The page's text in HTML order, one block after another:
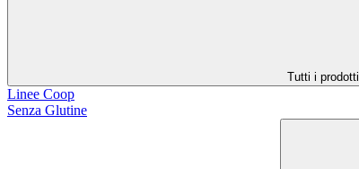
Tutti i prodotti
Linee Coop
Senza Glutine